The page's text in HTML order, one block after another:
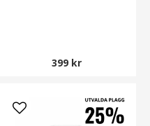
399 kr